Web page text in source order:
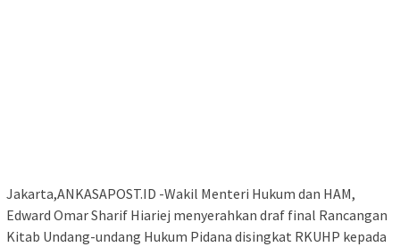
Jakarta,ANKASAPOST.ID -Wakil Menteri Hukum dan HAM,
Edward Omar Sharif Hiariej menyerahkan draf final Rancangan
Kitab Undang-undang Hukum Pidana disingkat RKUHP kepada